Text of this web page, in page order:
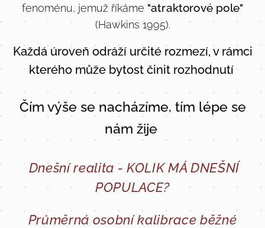
fenoménu, jemuž říkáme "atraktorové pole"
(Hawkins 1995).
Každá úroveň odráží určité rozmezí, v rámci
kterého může bytost činit rozhodnutí
Čím výše se nacházíme, tím lépe se
nám žije
Dnešní realita - KOLIK MÁ DNEŠNÍ
POPULACE?
Průměrná osobní kalibrace běžné